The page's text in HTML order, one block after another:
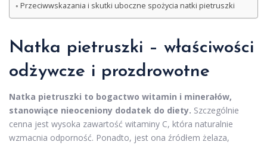
Przeciwwskazania i skutki uboczne spożycia natki pietruszki
Natka pietruszki – właściwości
odżywcze i prozdrowotne
Natka pietruszki to bogactwo witamin i minerałów,
stanowiące nieoceniony dodatek do diety. Szczególnie
cenna jest wysoka zawartość witaminy C, która naturalnie
wzmacnia odporność. Ponadto, jest ona źródłem żelaza,